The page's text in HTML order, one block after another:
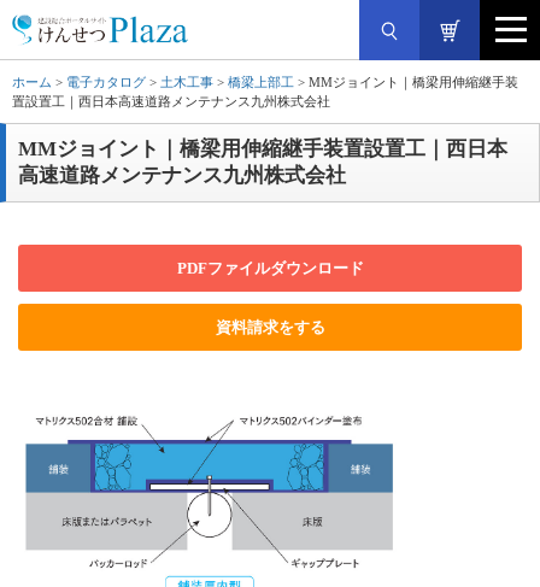
ホーム > 電子カタログ > 土木工事 > 橋梁上部工 > MMジョイント｜橋梁用伸縮継手装
置設置工｜西日本高速道路メンテナンス九州株式会社
MMジョイント｜橋梁用伸縮継手装置設置工｜西日本
高速道路メンテナンス九州株式会社
PDFファイルダウンロード
資料請求をする